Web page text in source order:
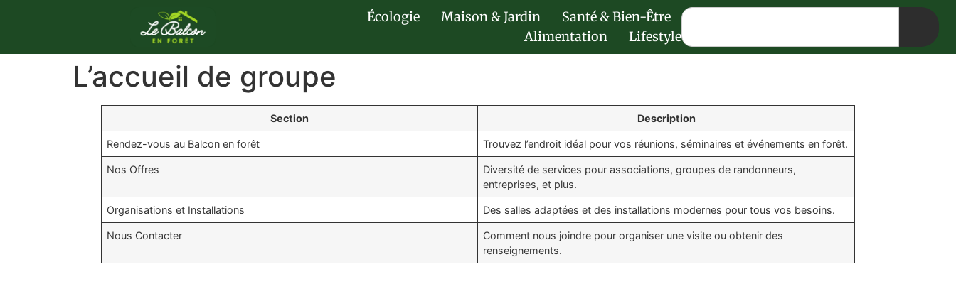
Écologie Maison & Jardin
Santé & Bien-Être
Alimentation
Lifestyle
L’accueil de groupe
Section Description
Rendez-vous au Balcon en forêt Trouvez l’endroit idéal pour vos réunions, séminaires et événements en forêt.
Nos Offres
Diversité de services pour associations, groupes de randonneurs,
entreprises, et plus.
Organisations et Installations Des salles adaptées et des installations modernes pour tous vos besoins.
Nous Contacter
Comment nous joindre pour organiser une visite ou obtenir des
renseignements.